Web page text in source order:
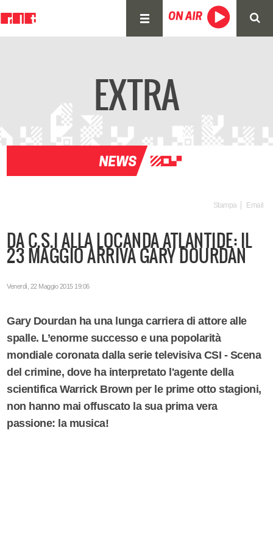
EXTRA
Stampa Email
DA C.S.I ALLA LOCANDA ATLANTIDE: IL
23 MAGGIO ARRIVA GARY DOURDAN
Venerdì, 22 Maggio 2015 19:06
Gary Dourdan ha una lunga carriera di attore alle
spalle. L’enorme successo e una popolarità
mondiale coronata dalla serie televisiva CSI - Scena
del crimine, dove ha interpretato l'agente della
scientifica Warrick Brown per le prime otto stagioni,
non hanno mai offuscato la sua prima vera
passione: la musica!